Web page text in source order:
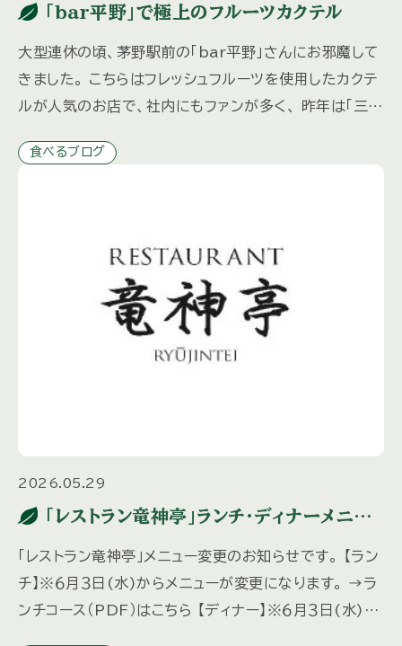
「bar平野」で極上のフルーツカクテル
大型連休の頃、茅野駅前の「bar平野」さんにお邪魔して
きました。 こちらはフレッシュフルーツを使用したカクテ
ルが人気のお店で、社内にもファンが多く、 昨年は「三井
スター […]
食べるブログ
2026.05.29
「レストラン竜神亭」ランチ・ディナーメニュ
「レストラン竜神亭」メニュー変更のお知らせです。 【ラン
チ】※６月３日(水)からメニューが変更になります。 →ラ
ンチコース（PDF）はこちら 【ディナー】※６月３日(水)か